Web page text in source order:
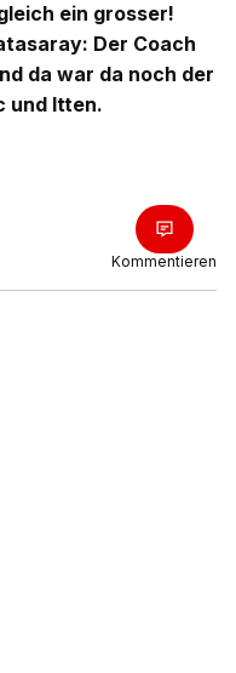
ein grosser!
Der Coach
da war da noch der
und Itten.
Kommentieren